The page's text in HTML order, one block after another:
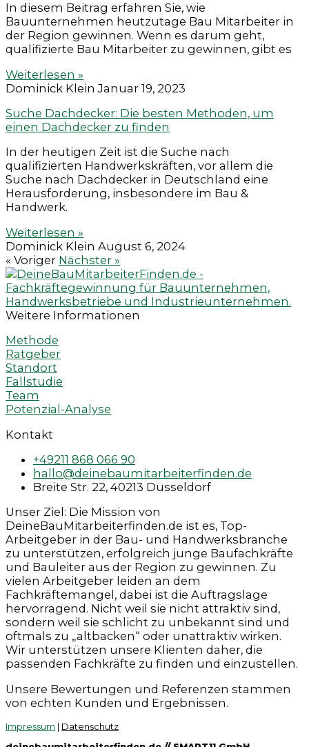
In diesem Beitrag erfahren Sie, wie
Bauunternehmen heutzutage Bau Mitarbeiter in
der Region gewinnen. Wenn es darum geht,
qualifizierte Bau Mitarbeiter zu gewinnen, gibt es
Weiterlesen »
Dominick KleinJanuar 19, 2023
Suche Dachdecker: Die besten Methoden, um
einen Dachdecker zu finden
In der heutigen Zeit ist die Suche nach
qualifizierten Handwerkskräften, vor allem die
Suche nach Dachdecker in Deutschland eine
Herausforderung, insbesondere im Bau &
Handwerk.
Weiterlesen »
Dominick Klein August 6, 2024
« Voriger Nächster »
Weitere Informationen
Methode
Ratgeber
Standort
Fallstudie
Team
Potenzial-Analyse
Kontakt
+49211 868 066 90
hallo@deinebaumitarbeiterfinden.de
Breite Str. 22, 40213 Düsseldorf
Unser Ziel: Die Mission von
DeineBauMitarbeiterfinden.de ist es, Top-
Arbeitgeber in der Bau- und Handwerksbranche
zu unterstützen, erfolgreich junge Baufachkräfte
und Bauleiter aus der Region zu gewinnen. Zu
vielen Arbeitgeber leiden an dem
Fachkräftemangel, dabei ist die Auftragslage
hervorragend. Nicht weil sie nicht attraktiv sind,
sondern weil sie schlicht zu unbekannt sind und
oftmals zu „altbacken“ oder unattraktiv wirken.
Wir unterstützen unsere Klienten daher, die
passenden Fachkräfte zu finden und einzustellen.
Unsere Bewertungen und Referenzen stammen
von echten Kunden und Ergebnissen.
Impressum | Datenschutz